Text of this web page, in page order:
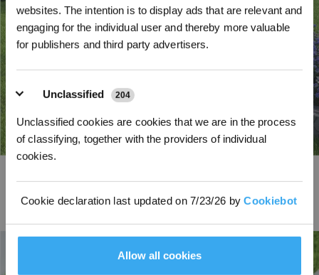
websites. The intention is to display ads that are relevant and
engaging for the individual user and thereby more valuable
for publishers and third party advertisers.
Unclassified 204
Unclassified cookies are cookies that we are in the process
of classifying, together with the providers of individual
cookies.
Cookie declaration last updated on 7/23/26 byCookiebot
Allow all cookies
La videocamera IA, addestrata con deep learning, riconosce
intelligentemente oltre 200 tipi di ostacoli comuni (inclusi i ricci) e adotta
misure di sicurezza proattive.
*I nuovi iscritti possono utilizzare 3000 punti per ottenere uno sconto
di 30€ sul primo ordine quando il pagamento supera i 1000€.